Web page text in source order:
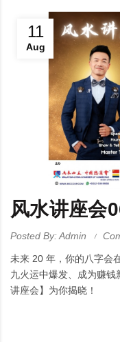
11
Aug
风水讲座会
Posted By: Admin
未来 20 年，你的八字会
九火运中爆发、成为赚
讲座会】为你揭晓！